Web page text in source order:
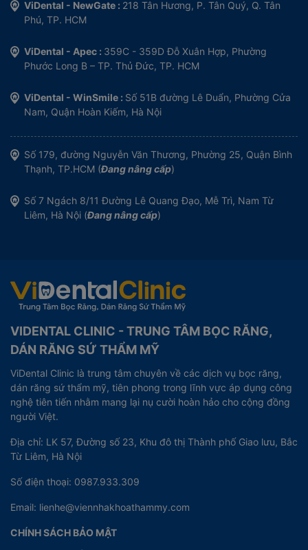
ViDental - NewGate : 218 Tân Hương, P. Tân Quý, Q. Tân
Phú, TP. HCM
ViDental - Apec : 359C - 359D Đỗ Xuân Hợp, Phường
Phước Long B – TP. Thủ Đức, TP. HCM
ViDental - WinSmile : Số 51B đường Lê Duẩn, Phường Cửa
Nam, Quận Hoàn Kiếm, Hà Nội
Số 179, đường Nguyễn Văn Thương, Phường 25, Quận Bình
Thạnh, TP.HCM (Đang nâng cấp)
Số 7 Ngách 8/11 Đường Lê Quang Đạo, Mễ Trì, Nam Từ
Liêm, Hà Nội (Đang nâng cấp)
VIDENTAL CLINIC - TRUNG TÂM BỌC RĂNG,
DÁN RĂNG SỨ THẨM MỸ
ViDental Clinic là trung tâm chuyên về các dịch vụ bọc răng,
dán răng sứ thẩm mỹ, tiên phong trong lĩnh vực áp dụng công
nghệ tiên tiến nhằm mang lại nụ cười hoàn hảo cho cộng đồng
người Việt.
Địa chỉ: LK 57, Đường số 23, Khu đô thị Thành phố Giao lưu, Bắc
Từ Liêm, Hà Nội
Số điện thoại: 0987.933.309
Email: lienhe@viennhakhoathammy.com
CHÍNH SÁCH BẢO MẬT